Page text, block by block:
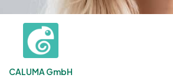
CALUMA GmbH